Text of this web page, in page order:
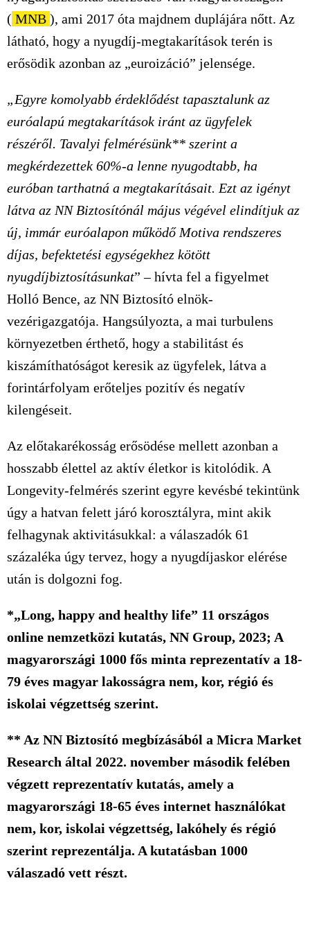
( MNB ), ami 2017 óta majdnem duplájára nőtt. Az
látható, hogy a nyugdíj-megtakarítások terén is
erősödik azonban az „euroizáció” jelensége.
„Egyre komolyabb érdeklődést tapasztalunk az
euróalapú megtakarítások iránt az ügyfelek
részéről. Tavalyi felmérésünk** szerint a
megkérdezettek 60%-a lenne nyugodtabb, ha
euróban tarthatná a megtakarításait. Ezt az igényt
látva az NN Biztosítónál május végével elindítjuk az
új, immár euróalapon működő Motiva rendszeres
díjas, befektetési egységekhez kötött
nyugdíjbiztosításunkat” –hívta fel a figyelmet
Holló Bence, az NN Biztosító elnök-
vezérigazgatója. Hangsúlyozta, a mai turbulens
környezetben érthető, hogy a stabilitást és
kiszámíthatóságot keresik az ügyfelek, látva a
forintárfolyam erőteljes pozitív és negatív
kilengéseit.
Az előtakarékosság erősödése mellett azonban a
hosszabb élettel az aktív életkor is kitolódik. A
Longevity-felmérés szerint egyre kevésbé tekintünk
úgy a hatvan felett járó korosztályra, mint akik
felhagynak aktivitásukkal: a válaszadók 61
százaléka úgy tervez, hogy a nyugdíjaskor elérése
után is dolgozni fog.
*„Long, happy and healthy life” 11 országos
online nemzetközi kutatás, NN Group, 2023; A
magyarországi 1000 fős minta reprezentatív a 18-
79 éves magyar lakosságra nem, kor, régió és
iskolai végzettség szerint.
** Az NN Biztosító megbízásából a Micra Market
Research által 2022. november második felében
végzett reprezentatív kutatás, amely a
magyarországi 18-65 éves internet használókat
nem, kor, iskolai végzettség, lakóhely és régió
szerint reprezentálja. A kutatásban 1000
válaszadó vett részt.